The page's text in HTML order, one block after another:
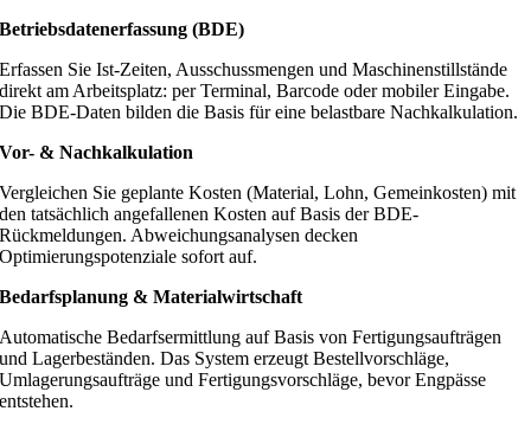
Betriebsdatenerfassung (BDE)
Erfassen Sie Ist-Zeiten, Ausschussmengen und Maschinenstillstände
direkt am Arbeitsplatz: per Terminal, Barcode oder mobiler Eingabe.
Die BDE-Daten bilden die Basis für eine belastbare Nachkalkulation.
Vor- & Nachkalkulation
Vergleichen Sie geplante Kosten (Material, Lohn, Gemeinkosten) mit
den tatsächlich angefallenen Kosten auf Basis der BDE-
Rückmeldungen. Abweichungsanalysen decken
Optimierungspotenziale sofort auf.
Bedarfsplanung & Materialwirtschaft
Automatische Bedarfsermittlung auf Basis von Fertigungsaufträgen
und Lagerbeständen. Das System erzeugt Bestellvorschläge,
Umlagerungsaufträge und Fertigungsvorschläge, bevor Engpässe
entstehen.